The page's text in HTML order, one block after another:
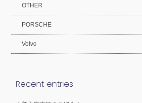
OTHER
PORSCHE
Volvo
Recent entries